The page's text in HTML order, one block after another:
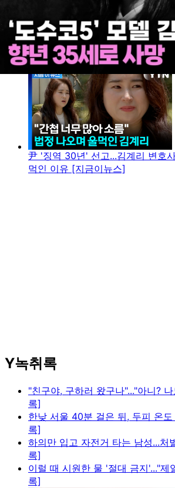
尹 '징역 30년' 선고...김계리 변호
먹인 이유 [지금이뉴스]
Y녹취록
"친구야, 구하러 왔구나"..."아니?
록]
한낮 서울 40분 걸은 뒤, 두피 온
록]
하의만 입고 자전거 타는 남성...처
록]
이럴 때 시원한 물 '절대 금지'..."제
록]